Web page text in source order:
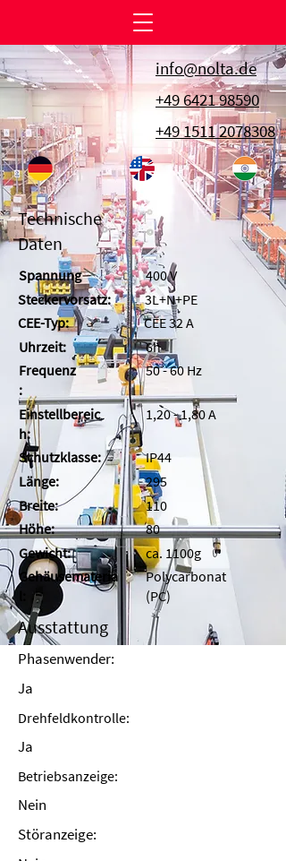
info@nolta.de
+49 6421 98590
+49 1511 2078308
Technische
Daten
Spannung
Steckervorsatz:
CEE-Typ:
Uhrzeit:
Frequenz
:
Einstellbereic
h:
Schutzklasse:
Länge:
Breite:
Höhe:
Gewicht:
Gehäusemateria
400 V
3L+N+PE
CEE 32 A
6h
50 - 60 Hz
1,20 - 1,80 A
IP44
295
110
80
ca. 1100g
Polycarbonat
(PC)
Ausstattung
Phasenwender:
Ja
Drehfeldkontrolle:
Ja
Betriebsanzeige:
Nein
Störanzeige: